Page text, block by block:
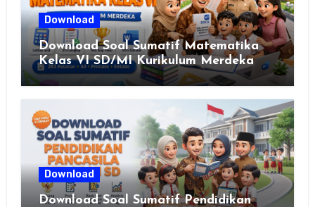
Download
Download Soal Sumatif Matematika
Kelas VI SD/MI Kurikulum Merdeka
Download
Download Soal Sumatif Pendidikan